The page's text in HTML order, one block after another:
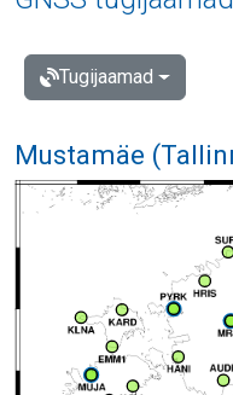
Tugijaamad
Mustamäe